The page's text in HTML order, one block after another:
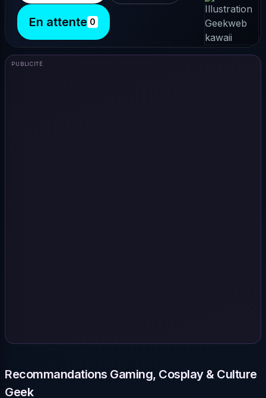
En attente 0
PUBLICITÉ
Recommandations Gaming, Cosplay & Culture
Geek